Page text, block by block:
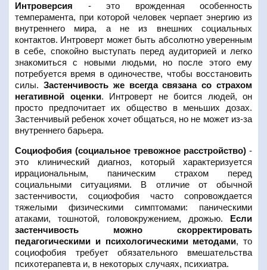
Интроверсия - это врожденная особенность
темперамента, при которой человек черпает энергию из
внутреннего мира, а не из внешних социальных
контактов. Интроверт может быть абсолютно уверенным
в себе, спокойно выступать перед аудиторией и легко
знакомиться с новыми людьми, но после этого ему
потребуется время в одиночестве, чтобы восстановить
силы. Застенчивость же всегда связана со страхом
негативной оценки. Интроверт не боится людей, он
просто предпочитает их общество в меньших дозах.
Застенчивый ребенок хочет общаться, но не может из-за
внутреннего барьера.
Социофобия (социальное тревожное расстройство) -
это клинический диагноз, который характеризуется
иррациональным, паническим страхом перед
социальными ситуациями. В отличие от обычной
застенчивости, социофобия часто сопровождается
тяжелыми физическими симптомами: паническими
атаками, тошнотой, головокружением, дрожью. Если
застенчивость можно скорректировать
педагогическими и психологическими методами, то
социофобия требует обязательного вмешательства
психотерапевта и, в некоторых случаях, психиатра.